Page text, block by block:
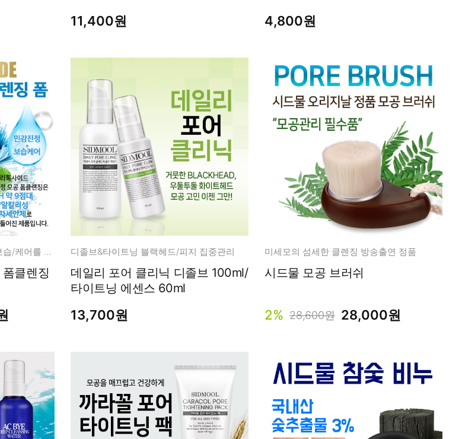
11,400원 4,800원
순한/약알카리 딥클렌징 진정/보습/케어를 함께!
클렌징
디졸브&타이트닝 블랙헤드/피지 집중관리
데일리 포어 클리닉 디졸브 100ml/
타이트닝 에센스 60ml
13,700원
미세모의 섬세한 클렌징 방송출연 정품
시드물 모공 브러쉬
2% 28,600원 28,000원